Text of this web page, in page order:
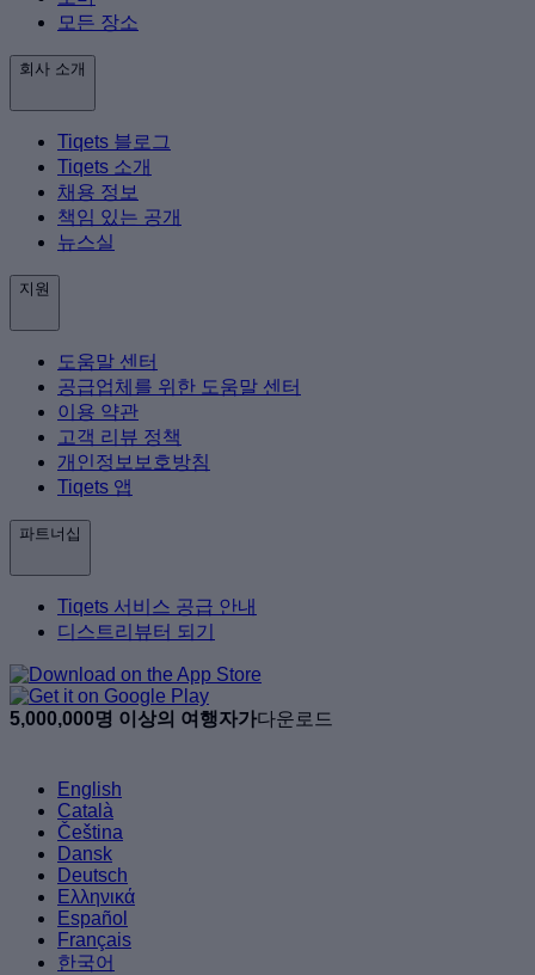
모든 장소
회사 소개
Tiqets 블로그
Tiqets 소개
채용 정보
책임 있는 공개
뉴스실
지원
도움말 센터
공급업체를 위한 도움말 센터
이용 약관
고객 리뷰 정책
개인정보보호방침
Tiqets 앱
파트너십
Tiqets 서비스 공급 안내
디스트리뷰터 되기
5,000,000명 이상의 여행자가다운로드
English
Català
Čeština
Dansk
Deutsch
Ελληνικά
Español
Français
한국어